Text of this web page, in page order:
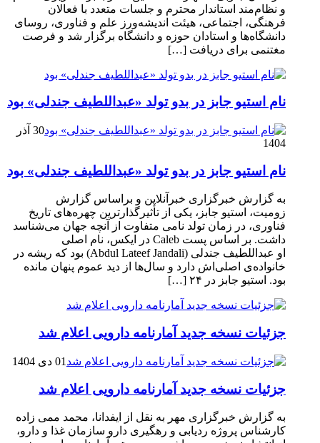
و نظام‌مند استاندار محترم و جلسات متعدد با فعالان
فرهنگی، اجتماعی، هیئت اندیشه‌ورز علم و فناوری، روسای
دانشگاه‌ها و استادان حوزه و دانشگاه برگزار شد و فرصت
مغتنمی برای دریافت […]
نام استیو جابز در بدو تولد «عبداللطیف جندلی» بود
30 آذر
1404
نام استیو جابز در بدو تولد «عبداللطیف جندلی» بود
به گزارش خبرگزاری خبرآنلاین و براساس گزارش
زومیت، استیو جابز، یکی از تأثیرگذارترین چهره‌های تاریخ
فناوری، در زمان تولد نامی متفاوت از آنچه جهان می‌شناسد
داشت. بر اساس پست Caleb در ایکس، نام اصلی
او عبداللطیف جندلی (Abdul Lateef Jandali) بود که ریشه در
خانواده‌ی اصلی‌اش دارد و سال‌ها از دید عموم پنهان مانده
بود. استیو جابز در ۲۴ […]
جزئیات نسخه جدید آمارنامه دارویی اعلام شد
01 دی 1404
جزئیات نسخه جدید آمارنامه دارویی اعلام شد
به گزارش خبرگزاری مهر به نقل از ایفدانا، محمد ممی زاده
کارشناس پروژه ردیابی و رهگیری دارو سازمان غذا و دارو،